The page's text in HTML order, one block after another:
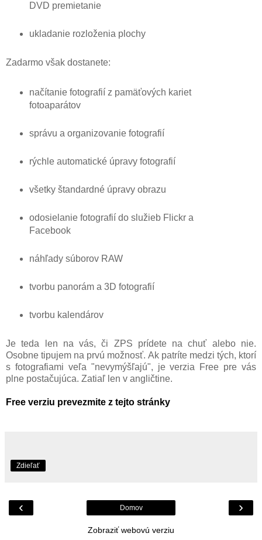
DVD premietanie
ukladanie rozloženia plochy
Zadarmo však dostanete:
načítanie fotografií z pamäťových kariet
fotoaparátov
správu a organizovanie fotografií
rýchle automatické úpravy fotografií
všetky štandardné úpravy obrazu
odosielanie fotografií do služieb Flickr a
Facebook
náhľady súborov RAW
tvorbu panorám a 3D fotografií
tvorbu kalendárov
Je teda len na vás, či ZPS prídete na chuť alebo nie.
Osobne tipujem na prvú možnosť. Ak patríte medzi tých, ktorí
s fotografiami veľa "nevymýšľajú", je verzia Free pre vás
plne postačujúca. Zatiaľ len v angličtine.
Free verziu prevezmite z tejto stránky
Zdieľať
‹ ›
Domov
Zobraziť webovú verziu